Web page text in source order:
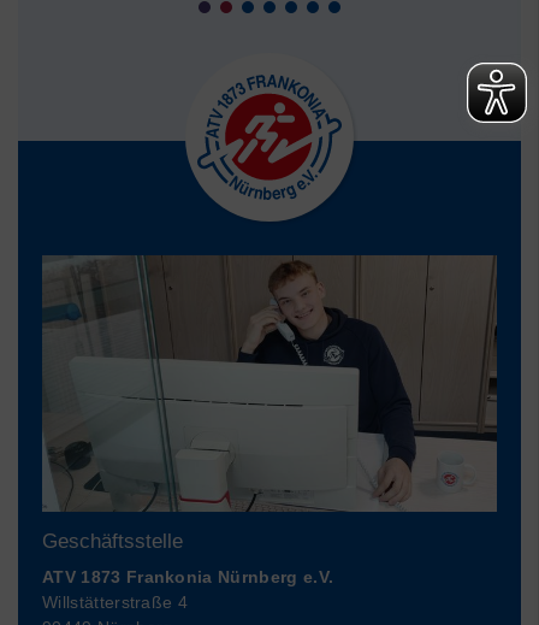
Geschäftsstelle
ATV 1873 Frankonia Nürnberg e.V.
Willstätterstraße 4